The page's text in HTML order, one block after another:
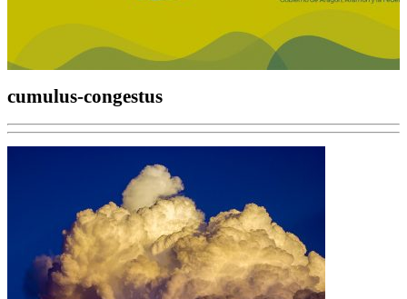
cumulus-congestus